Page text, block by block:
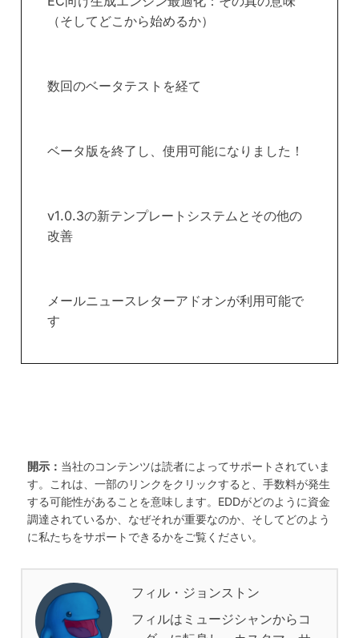
（そしてどこから始めるか）
数回のベータテストを経て
ベータ版を終了し、使用可能になりました！
v1.0.3の新テンプレートシステムとその他の
改善
メールニュースレターアドオンが利用可能で
す
開示： 当社のコンテンツは読者によってサポートされていま
す。これは、一部のリンクをクリックすると、手数料が発生
する可能性があることを意味します。EDDがどのように資金
調達されているか、なぜそれが重要なのか、そしてどのよう
に私たちをサポートできるかをご覧ください。
フィル・ジョンストン
フィルはミュージシャンからコ